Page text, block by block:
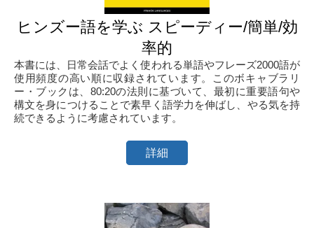
ヒンズー語を学ぶ スピーディー/簡単/効
率的
本書には、日常会話でよく使われる単語やフレーズ2000語が
使用頻度の高い順に収録されています。このボキャブラリ
ー・ブックは、80:20の法則に基づいて、最初に重要語句や
構文を身につけることで素早く語学力を伸ばし、やる気を持
続できるように考慮されています。
詳細